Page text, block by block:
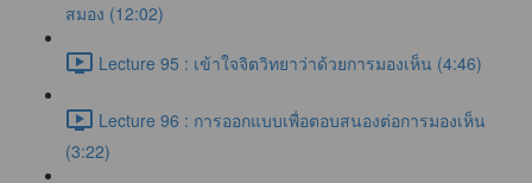
สมอง (12:02)
Lecture 95 : เข้าใจจิตวิทยาว่าด้วยการมองเห็น (4:46)
Lecture 96 : การออกแบบเพื่อตอบสนองต่อการมองเห็น
(3:22)